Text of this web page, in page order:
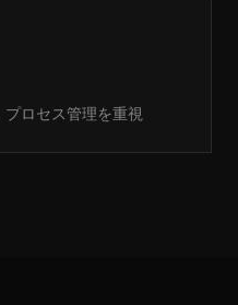
プロセス管理を重視